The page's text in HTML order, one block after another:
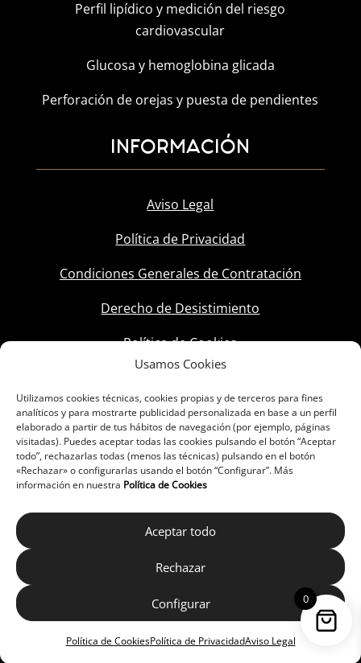
Usamos Cookies
Utilizamos cookies técnicas, cookies propias y de terceros para fines
analíticos y para mostrarte publicidad personalizada en base a un perfil
elaborado a partir de tus hábitos de navegación (por ejemplo, páginas
visitadas). Puedes aceptar todas las cookies pulsando el botón “Aceptar
todo”, rechazarlas todas (menos las técnicas) pulsando en el botón
«Rechazar» o configurarlas usando el botón “Configurar”. Más
información en nuestra Política de Cookies
Aceptar todo
Rechazar
Configurar
Política de CookiesPolítica de PrivacidadAviso Legal
Perfil lipídico y medición del riesgo
cardiovascular
Glucosa y hemoglobina glicada
Perforación de orejas y puesta de pendientes
INFORMACIÓN
Aviso Legal
Política de Privacidad
Condiciones Generales de Contratación
Derecho de Desistimiento
Política de Cookies
0